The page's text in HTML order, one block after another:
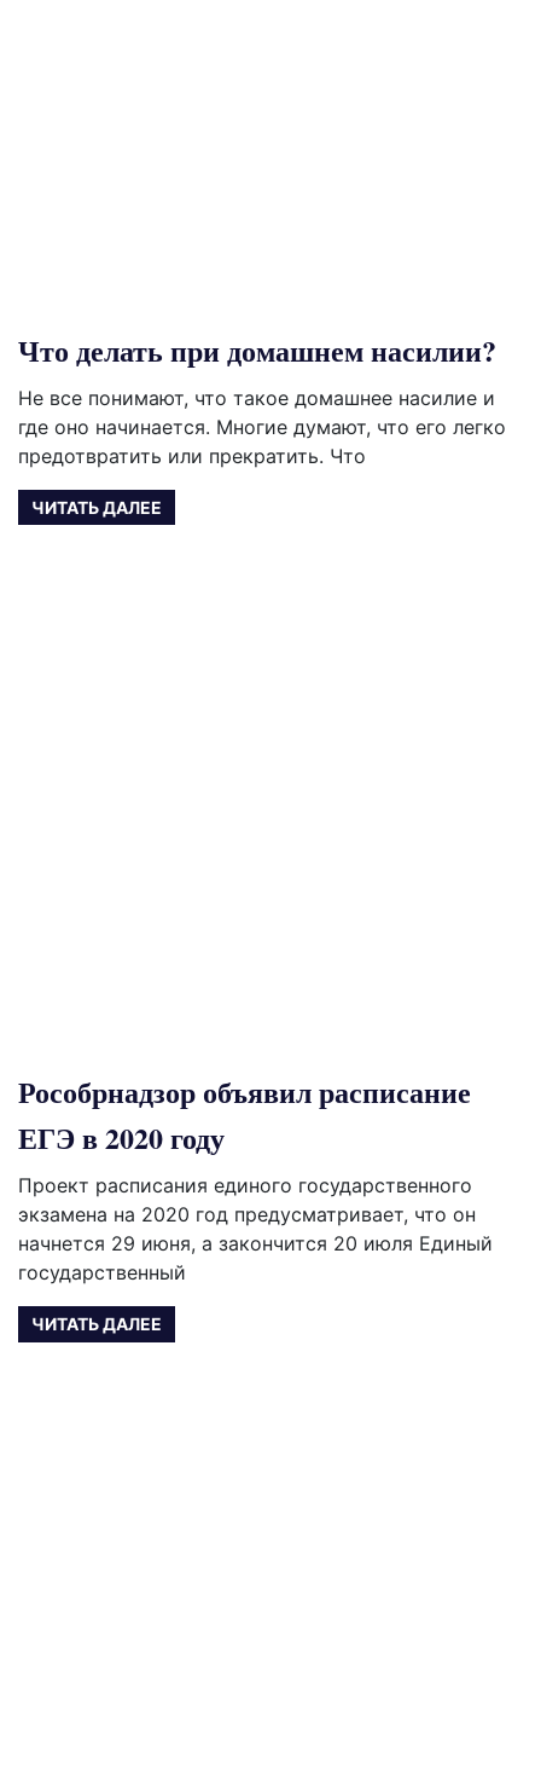
Что делать при домашнем насилии?
Не все понимают, что такое домашнее насилие и
где оно начинается. Многие думают, что его легко
предотвратить или прекратить. Что
ЧИТАТЬ ДАЛЕЕ
Рособрнадзор объявил расписание
ЕГЭ в 2020 году
Проект расписания единого государственного
экзамена на 2020 год предусматривает, что он
начнется 29 июня, а закончится 20 июля Единый
государственный
ЧИТАТЬ ДАЛЕЕ